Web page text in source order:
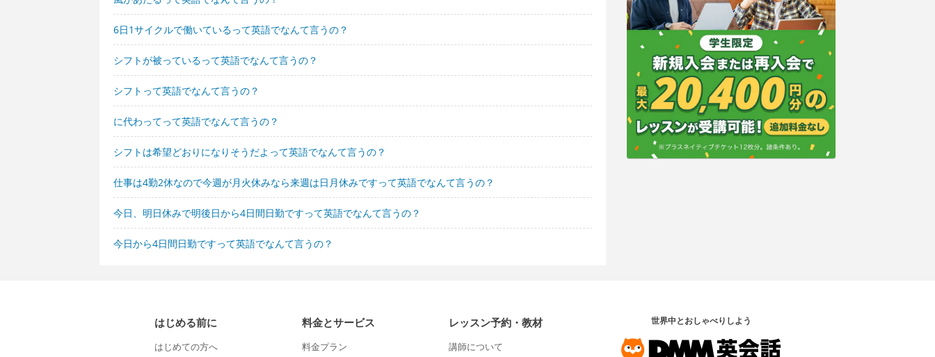
6日1サイクルで働いているって英語でなんて言うの？
シフトが被っているって英語でなんて言うの？
シフトって英語でなんて言うの？
に代わってって英語でなんて言うの？
シフトは希望どおりになりそうだよって英語でなんて言うの？
仕事は4勤2休なので今週が月火休みなら来週は日月休みですって英語でなんて言うの？
今日、明日休みで明後日から4日間日勤ですって英語でなんて言うの？
今日から4日間日勤ですって英語でなんて言うの？
はじめる前に
はじめての方へ
料金とサービス
料金プラン
レッスン予約・教材
講師について
世界中とおしゃべりしよう